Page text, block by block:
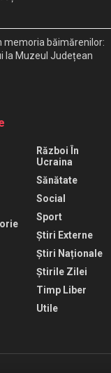
memoria băimărenilor:
la Muzeul Județean
Război În
Ucraina
Sănătate
Social
Sport
Știri Externe
Știri Naționale
Știrile Zilei
Timp Liber
Utile